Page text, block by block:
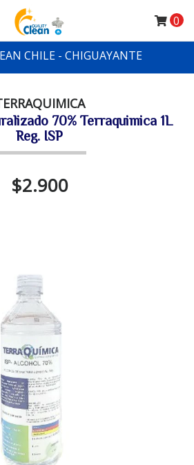
CHILE - CHIGUAYANTE
0
70% Terraquimica 1L
Reg. ISP
$2.900